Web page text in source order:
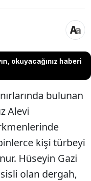
okuyacağınız haberi
bulunan
Alevi
kişi türbeyi
Hüseyin Gazi
olan dergah,